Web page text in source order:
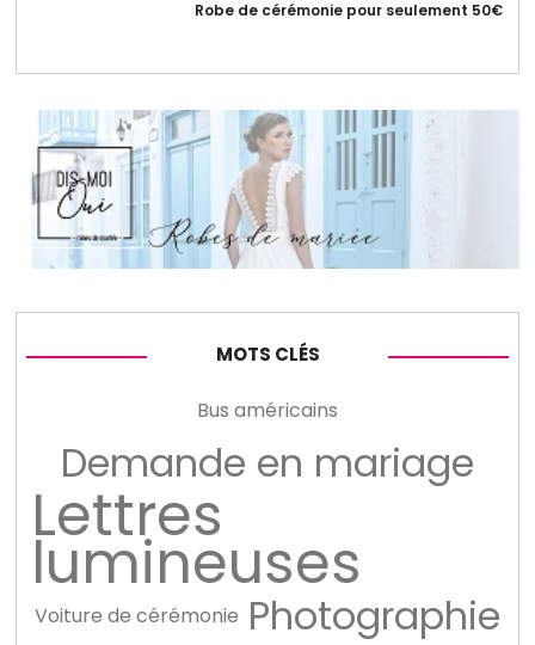
Robe de cérémonie pour seulement 50€
MOTS CLÉS
Bus américains
Demande en mariage
Lettres
lumineuses
Voiture de cérémonie Photographie